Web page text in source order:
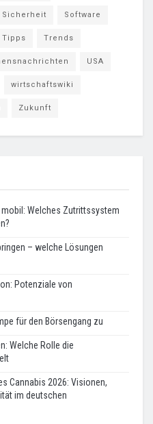
Sicherheit Software
Tipps Trends
USA
wirtschaftswiki
Zukunft
Welches Zutrittssystem
– welche Lösungen
Potenziale von
für den Börsengang zu
Welche Rolle die
Cannabis 2026: Visionen,
im deutschen